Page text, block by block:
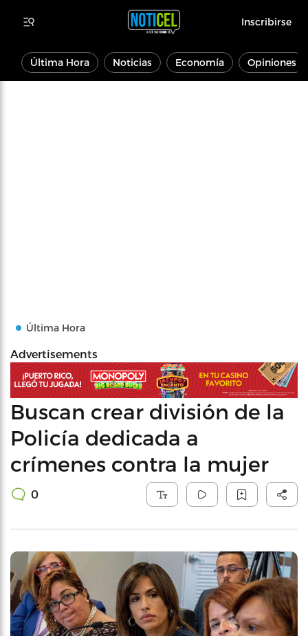
Inscribirse
Última Hora Noticias Economía Opiniones
Última Hora
Advertisements
Buscan crear división de la
Policía dedicada a
crímenes contra la mujer
0